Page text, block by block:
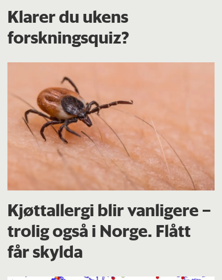
Klarer du ukens
forskningsquiz?
Kjøttallergi blir vanligere –
trolig også i Norge. Flått
får skylda